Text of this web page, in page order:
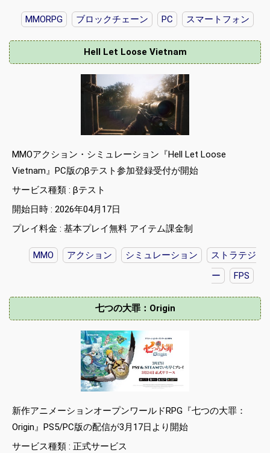
MMORPG ブロックチェーン PC スマートフォン
Hell Let Loose Vietnam
MMOアクション・シミュレーション『Hell Let Loose
Vietnam』PC版のβテスト参加登録受付が開始
サービス種類 : βテスト
開始日時 : 2026年04月17日
プレイ料金 : 基本プレイ無料 アイテム課金制
MMO アクション シミュレーション
ストラテジ
ー
FPS
七つの大罪：Origin
新作アニメーションオープンワールドRPG『七つの大罪：
Origin』PS5/PC版の配信が3月17日より開始
サービス種類 : 正式サービス